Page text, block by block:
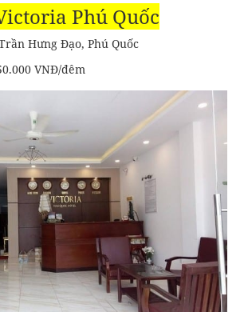
Phú Quốc
Hưng Đạo, Phú Quốc
VNĐ/đêm